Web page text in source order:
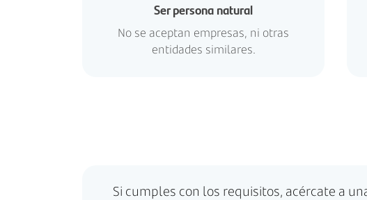
Ser persona natural
No se aceptan empresas, ni otras
entidades similares.
Si cumples con los requisitos, acércate a